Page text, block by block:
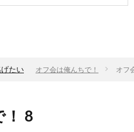
たい オフ会は俺んちで！ オフ
！ 8